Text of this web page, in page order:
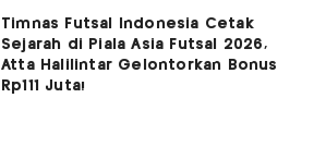
Timnas Futsal Indonesia Cetak
Sejarah di Piala Asia Futsal 2026,
Atta Halilintar Gelontorkan Bonus
Rp111 Juta!